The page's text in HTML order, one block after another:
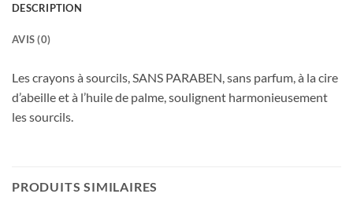
DESCRIPTION
AVIS (0)
Les crayons à sourcils, SANS PARABEN, sans parfum, à la cire
d’abeille et à l’huile de palme, soulignent harmonieusement
les sourcils.
PRODUITS SIMILAIRES